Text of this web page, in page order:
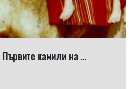
камили на ...